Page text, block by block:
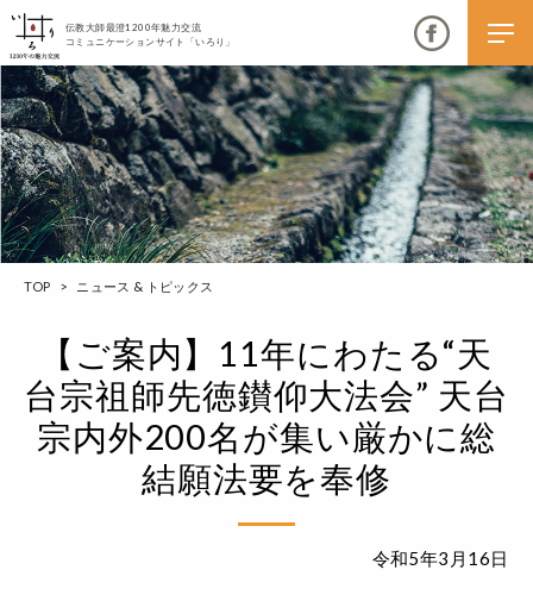
伝教大師最澄1200年魅力交流
コミュニケーションサイト「いろり」
伝教大師最澄1200年魅力交流
いろりとは
伝教大師最澄1200年魅力交流委員会とは
大学コラボプロジェクト
伝教大師最澄とは（デジタルパンフレット）
伝教大師最澄とは（PDFダウンロード）
TOP > ニュース & トピックス
【ご案内】11年にわたる“天
台宗祖師先徳鑚仰大法会” 天台
宗内外200名が集い厳かに総
結願法要を奉修
令和5年3月16日